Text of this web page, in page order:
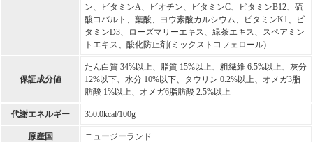
ン、ビタミンA、ビオチン、ビタミンC、ビタミンB12、硫
酸コバルト、葉酸、ヨウ素酸カルシウム、ビタミンK1、ビ
タミンD3、ローズマリーエキス、緑茶エキス、スペアミン
トエキス、酸化防止剤(ミックストコフェロール)
保証成分値
たん白質 34%以上、脂質 15%以上、粗繊維 6.5%以上、灰分
12%以下、水分 10%以下、タウリン 0.2%以上、オメガ3脂
肪酸 1%以上、オメガ6脂肪酸 2.5%以上
代謝エネルギー 350.0kcal/100g
原産国 ニュージーランド